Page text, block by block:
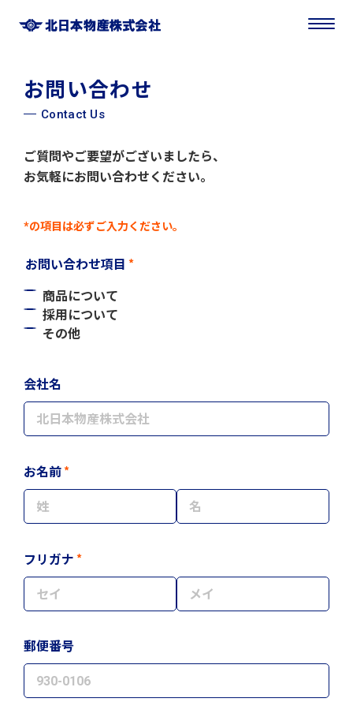
お問い合わせ
Contact Us
ご質問やご要望がございましたら、
お気軽にお問い合わせください。
*の項目は必ずご入力ください。
お問い合わせ項目 *
商品について
採用について
その他
会社名
お名前*
フリガナ *
郵便番号